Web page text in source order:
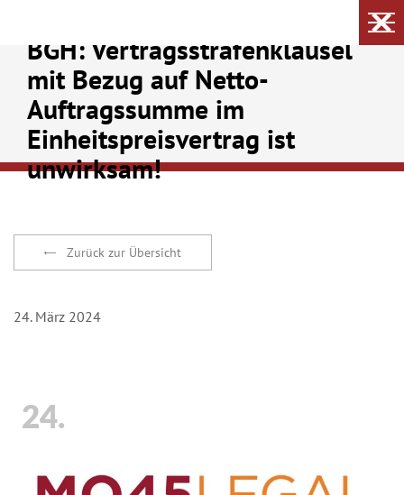
BGH: Vertragsstrafenklausel
mit Bezug auf Netto-
Auftragssumme im
Einheitspreisvertrag ist
unwirksam!
Zurück zur Übersicht
24. März 2024
24.